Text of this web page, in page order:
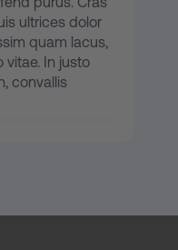
ultrices dolor
quam lacus,
In justo
convallis